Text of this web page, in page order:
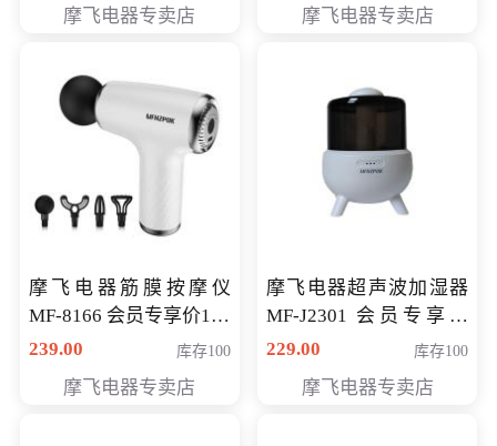
摩飞电器专卖店 摩飞电器专卖店
摩飞电器筋膜按摩仪
MF-8166 会员专享价168
元
239.00 库存100
摩飞电器专卖店
摩飞电器超声波加湿器
MF-J2301 会员专享价
168元
229.00 库存100
摩飞电器专卖店